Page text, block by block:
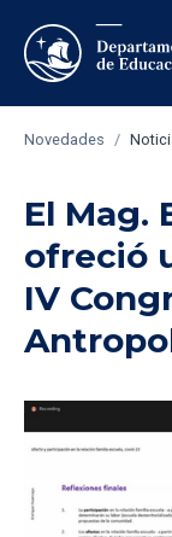
Novedades /
El Mag.
ofreció
IV